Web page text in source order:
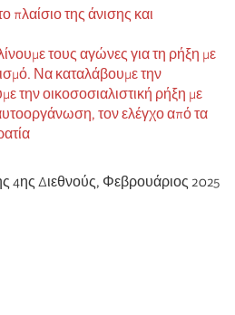
της άνισης και
τους αγώνες για τη ρήξη με
Να καταλάβουμε την
την οικοσοσιαλιστική ρήξη με
τον ελέγχο από τα
4ης Διεθνούς, Φεβρουάριος 2025